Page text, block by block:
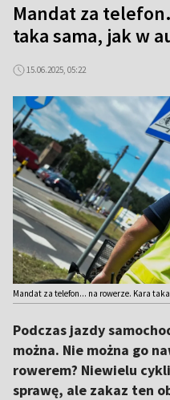
Mandat za
taka sama, jak w
15.06.2025, 05:22
Mandat za telefon... na rowerze. Kara
Podczas jazdy
można. Nie można go
rowerem? Niewielu
sprawę, ale zakaz ten